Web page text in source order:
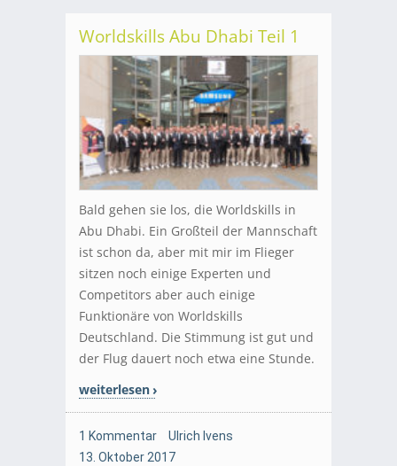
Worldskills Abu Dhabi Teil 1
Bald gehen sie los, die Worldskills in
Abu Dhabi. Ein Großteil der Mannschaft
ist schon da, aber mit mir im Flieger
sitzen noch einige Experten und
Competitors aber auch einige
Funktionäre von Worldskills
Deutschland. Die Stimmung ist gut und
der Flug dauert noch etwa eine Stunde.
weiterlesen
1 Kommentar
Ulrich Ivens
13. Oktober 2017